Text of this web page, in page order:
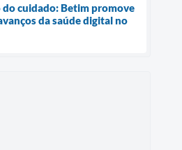
do cuidado: Betim promove
da saúde digital no